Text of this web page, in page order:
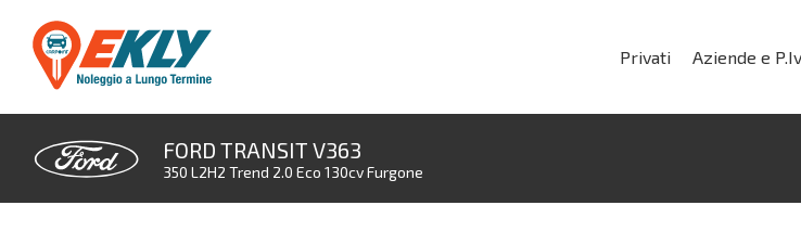
Privati Aziende e
FORD TRANSIT V363
350 L2H2 Trend 2.0 Eco 130cv Furgone